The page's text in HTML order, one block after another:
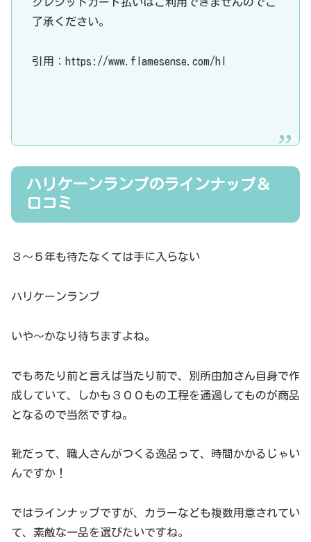
了承ください。
​引用：https://www.flamesense.com/hl
ハリケーンランプのラインナップ＆
口コミ
３～５年も待たなくては手に入らない
ハリケーンランプ
いや～かなり待ちますよね。
でもあたり前と言えば当たり前で、別所由加さん自身で作
成していて、しかも３００もの工程を通過してものが商品
となるので当然ですね。
靴だって、職人さんがつくる逸品って、時間かかるじゃい
んですか！
ではラインナップですが、カラーなども複数用意されてい
て、素敵な一品を選びたいですね。